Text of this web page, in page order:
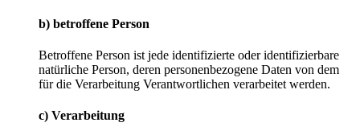
b) betroffene Person
Betroffene Person ist jede identifizierte oder identifizierbare
natürliche Person, deren personenbezogene Daten von dem
für die Verarbeitung Verantwortlichen verarbeitet werden.
c) Verarbeitung